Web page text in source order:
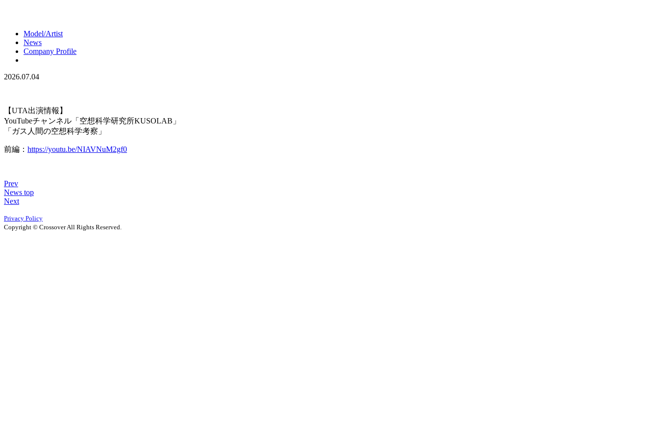
Model/Artist
News
Company Profile
2026.07.04
【UTA出演情報】
YouTubeチャンネル「空想科学研究所KUSOLAB」
「ガス人間の空想科学考察」
前編： https://youtu.be/NIAVNuM2gf0
Prev
News top
Next
Privacy Policy
Copyright © Crossover All Rights Reserved.